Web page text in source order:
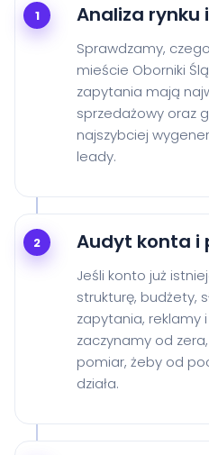
1 Analiza rynku
Sprawdzamy,
mieście Oborniki
zapytania mają
sprzedażowy oraz
najszybciej
leady.
2 Audyt konta i
Jeśli konto już
strukturę, budżety,
zapytania, reklamy
zaczynamy od
pomiar, żeby od
działa.